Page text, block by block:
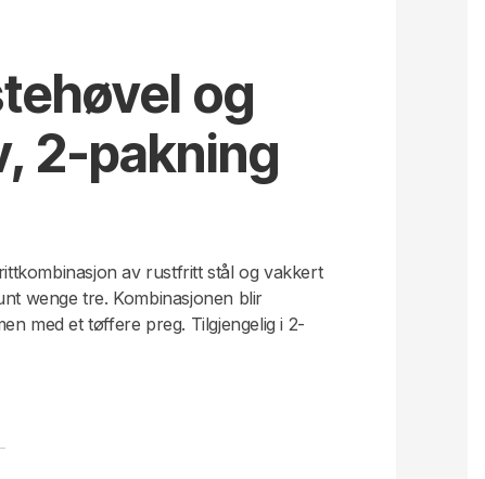
og
2-pakning
av rustfritt stål og vakkert
wenge tre. Kombinasjonen blir
med et tøffere preg. Tilgjengelig i 2-